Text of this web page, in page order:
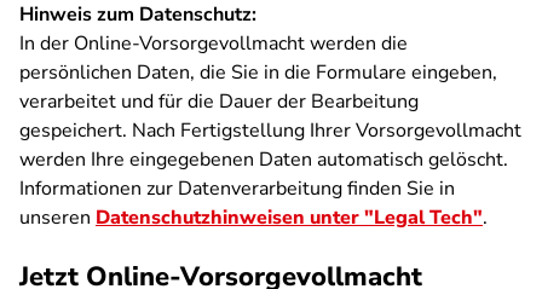
Hinweis zum Datenschutz:
In der Online-Vorsorgevollmacht werden die
persönlichen Daten, die Sie in die Formulare eingeben,
verarbeitet und für die Dauer der Bearbeitung
gespeichert. Nach Fertigstellung Ihrer Vorsorgevollmacht
werden Ihre eingegebenen Daten automatisch gelöscht.
Informationen zur Datenverarbeitung finden Sie in
unseren Datenschutzhinweisen unter "Legal Tech".
Jetzt Online-Vorsorgevollmacht